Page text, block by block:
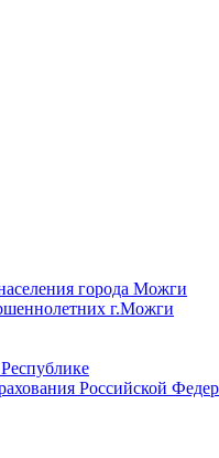
города Можги
г.Можги
Российской